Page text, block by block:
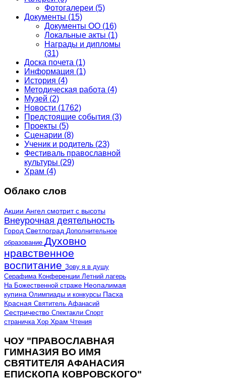
Фотогалереи (5)
Документы (15)
Документы ОО (16)
Локальные акты (1)
Награды и дипломы
(31)
Доска почета (1)
Информация (1)
История (4)
Методическая работа (4)
Музей (2)
Новости (1762)
Предстоящие события (3)
Проекты (5)
Сценарии (8)
Ученик и родитель (23)
Фестиваль православной
культуры (29)
Храм (4)
Облако слов
Акции Ангел смотрит с высоты
Внеурочная деятельность
Город Светлоград Дополнительное
образование Духовно
нравственное
воспитание Зову я в душу
Серафима Конференции Летний лагерь
На Божественной страже Неопалимая
купина Олимпиады и конкурсы Пасха
Красная Святитель Афанасий
Сестричество Спектакли Спорт
страничка Хор Храм Чтения
ЧОУ "ПРАВОСЛАВНАЯ
ГИМНАЗИЯ ВО ИМЯ
СВЯТИТЕЛЯ АФАНАСИЯ
ЕПИСКОПА КОВРОВСКОГО"